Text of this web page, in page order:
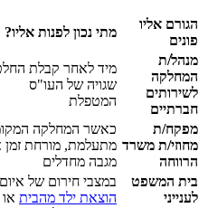
הגורם אליו
פונים
מתי נכון לפנות אליו?
מנהל/ת
המחלקה
לשירותים
חברתיים
מיד לאחר קבלת
שגויה של העו"ס
המטפלת
מפקח/ת
מחוזי/ת משרד
הרווחה
כאשר המחלקה
מתעלמת, מורחת זמן
מגבה מחדלים
בית המשפט
לענייני
במצבי חירום של
הוצאת ילד מהבית או